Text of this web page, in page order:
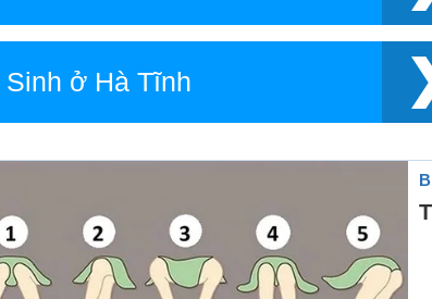
Sinh ở Hà Tĩnh